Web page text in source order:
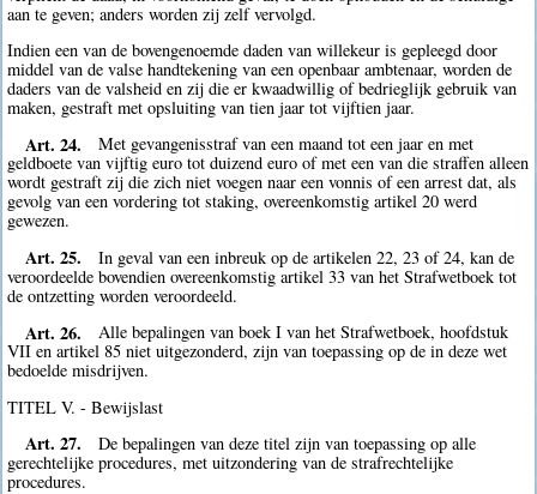
aan te geven; anders worden zij zelf vervolgd.
Indien een van de bovengenoemde daden van willekeur is gepleegd door
middel van de valse handtekening van een openbaar ambtenaar, worden de
daders van de valsheid en zij die er kwaadwillig of bedrieglijk gebruik van
maken, gestraft met opsluiting van tien jaar tot vijftien jaar.
Art. 24.
Met gevangenisstraf van een maand tot een jaar en met
geldboete van vijftig euro tot duizend euro of met een van die straffen alleen
wordt gestraft zij die zich niet voegen naar een vonnis of een arrest dat, als
gevolg van een vordering tot staking, overeenkomstig artikel 20 werd
gewezen.
Art. 25.
In geval van een inbreuk op de artikelen 22, 23 of 24, kan de
veroordeelde bovendien overeenkomstig artikel 33 van het Strafwetboek tot
de ontzetting worden veroordeeld.
Art. 26.
Alle bepalingen van boek I van het Strafwetboek, hoofdstuk
VII en artikel 85 niet uitgezonderd, zijn van toepassing op de in deze wet
bedoelde misdrijven.
TITEL V. - Bewijslast
Art. 27.
De bepalingen van deze titel zijn van toepassing op alle
gerechtelijke procedures, met uitzondering van de strafrechtelijke
procedures.